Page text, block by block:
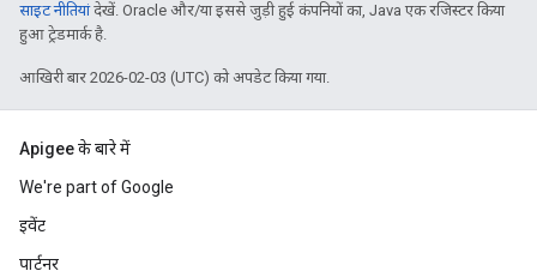
साइट नीतियांदेखें. Oracle और/या इससे जुड़ी हुई कंपनियों का, Java एक रजिस्टर किया
हुआ ट्रेडमार्क है.
आखिरी बार 2026-02-03 (UTC) को अपडेट किया गया.
Apigee के बारे में
We're part of Google
इवेंट
पार्टनर